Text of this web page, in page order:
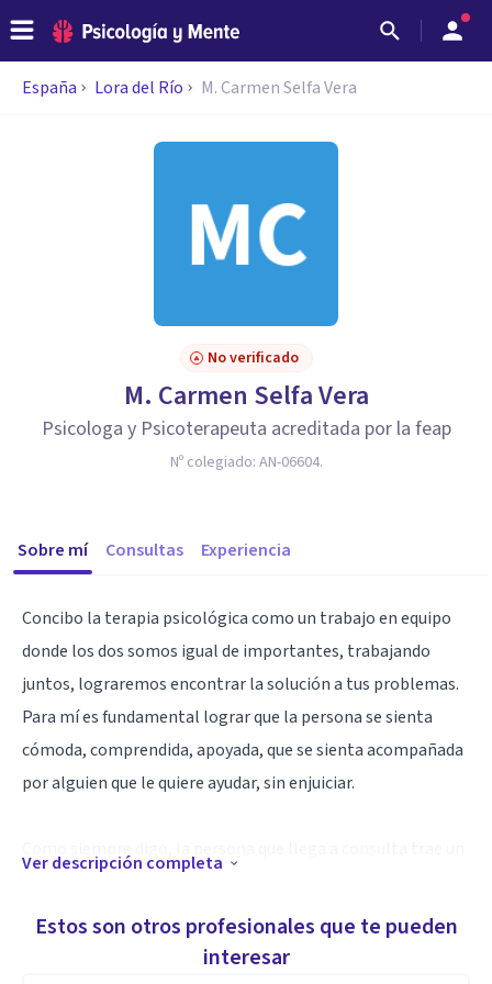
España Lora del Río M. Carmen Selfa Vera
No verificado
M. Carmen Selfa Vera
Psicologa y Psicoterapeuta acreditada por la feap
Nº colegiado: AN-06604.
Sobre mí Consultas Experiencia
Concibo la terapia psicológica como un trabajo en equipo
donde los dos somos igual de importantes, trabajando
juntos, lograremos encontrar la solución a tus problemas.
Para mí es fundamental lograr que la persona se sienta
cómoda, comprendida, apoyada, que se sienta acompañada
por alguien que le quiere ayudar, sin enjuiciar.
solamente tenemos que trabajar juntos para encontrarla
Ver descripción completa
Estos son otros profesionales que te pueden
interesar